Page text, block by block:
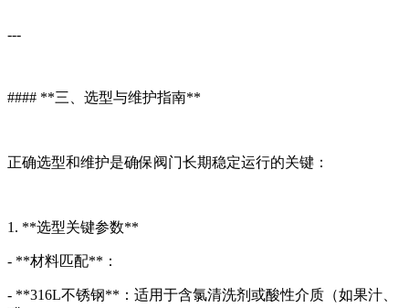
---
#### **三、选型与维护指南**
正确选型和维护是确保阀门长期稳定运行的关键：
1. **选型关键参数**
- **材料匹配**：
- **316L不锈钢**：适用于含氯清洗剂或酸性介质（如果汁、